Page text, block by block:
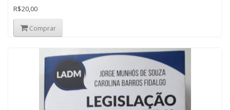
R$20,00
Comprar